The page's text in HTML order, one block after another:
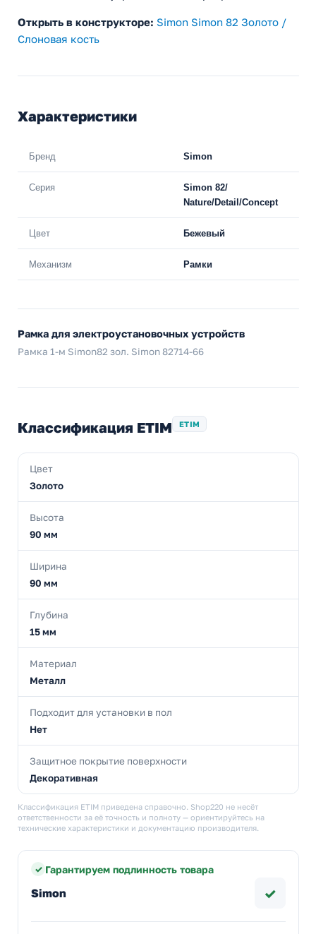
Открыть в конструкторе: Simon Simon 82 Золото /
Слоновая кость
Характеристики
Бренд Simon
Серия
Simon 82/
Nature/Detail/Concept
Цвет Бежевый
Механизм Рамки
Рамка для электроустановочных устройств
Рамка 1-м Simon82 зол. Simon 82714-66
Классификация ETIM ETIM
Цвет
Золото
Высота
90 мм
Ширина
90 мм
Глубина
15 мм
Материал
Металл
Подходит для установки в пол
Нет
Защитное покрытие поверхности
Декоративная
Классификация ETIM приведена справочно. Shop220 не несёт
ответственности за её точность и полноту — ориентируйтесь на
технические характеристики и документацию производителя.
Гарантируем подлинность товара
Simon ✓